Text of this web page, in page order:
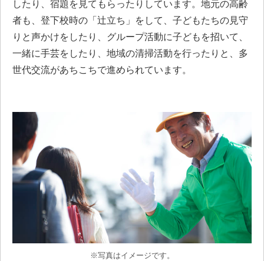
したり、宿題を見てもらったりしています。地元の高齢
者も、登下校時の「辻立ち」をして、子どもたちの見守
りと声かけをしたり、グループ活動に子どもを招いて、
一緒に手芸をしたり、地域の清掃活動を行ったりと、多
世代交流があちこちで進められています。
※写真はイメージです。